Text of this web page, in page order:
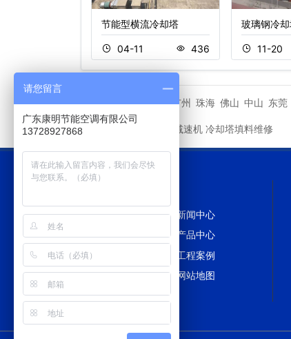
节能型横流冷却塔
04-11 436
玻璃钢冷
11-20
城市分站 深圳 广州 珠海 佛山 中山 东莞
冷却塔减速机 冷却塔填料维修
网站首页
新闻中心
冷却塔百科
产品中心
冷却塔配件
工程案例
冷却塔维修
网站地图
请您留言
广东康明节能空调有限公司
13728927868